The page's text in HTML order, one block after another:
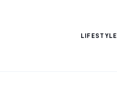
LIFESTYLE
Vacation Dreams